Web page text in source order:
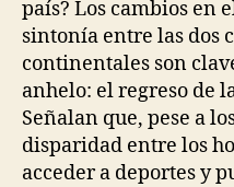
país? Los cambios en
sintonía entre las dos
continentales son
anhelo: el regreso de
Señalan que, pese a
disparidad entre los
acceder a deportes y